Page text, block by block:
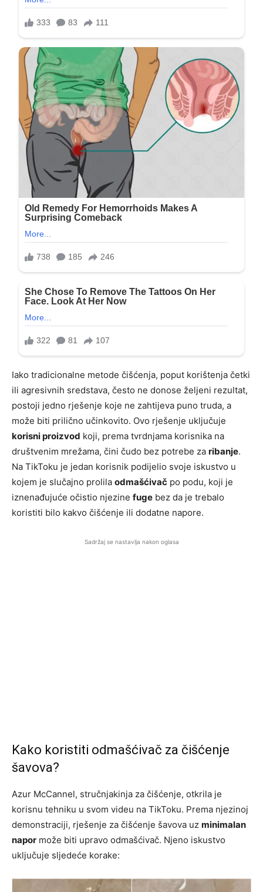
Iako tradicionalne metode čišćenja, poput korištenja četki
ili agresivnih sredstava, često ne donose željeni rezultat,
postoji jedno rješenje koje ne zahtijeva puno truda, a
može biti prilično učinkovito. Ovo rješenje uključuje
korisni proizvod koji, prema tvrdnjama korisnika na
društvenim mrežama, čini čudo bez potrebe za ribanje.
Na TikToku je jedan korisnik podijelio svoje iskustvo u
kojem je slučajno prolila odmašćivač po podu, koji je
iznenađujuće očistio njezine fuge bez da je trebalo
koristiti bilo kakvo čišćenje ili dodatne napore.
Sadržaj se nastavlja nakon oglasa
Kako koristiti odmašćivač za čišćenje
šavova?
Azur McCannel, stručnjakinja za čišćenje, otkrila je
korisnu tehniku u svom videu na TikToku. Prema njezinoj
demonstraciji, rješenje za čišćenje šavova uz minimalan
napor može biti upravo odmašćivač. Njeno iskustvo
uključuje sljedeće korake: